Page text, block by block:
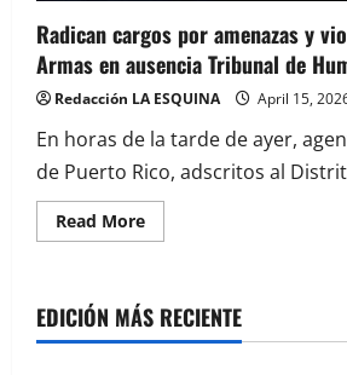
Radican cargos por amenazas y
Armas en ausencia Tribunal de
Redacción LA ESQUINA April 15,
En horas de la tarde de ayer,
de Puerto Rico, adscritos al
Read MoreRead
more
por
amenazas
y
EDICIÓN MÁS RECIENTE